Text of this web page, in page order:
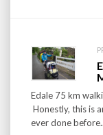
Edale 75 km
Honestly, this is
ever done